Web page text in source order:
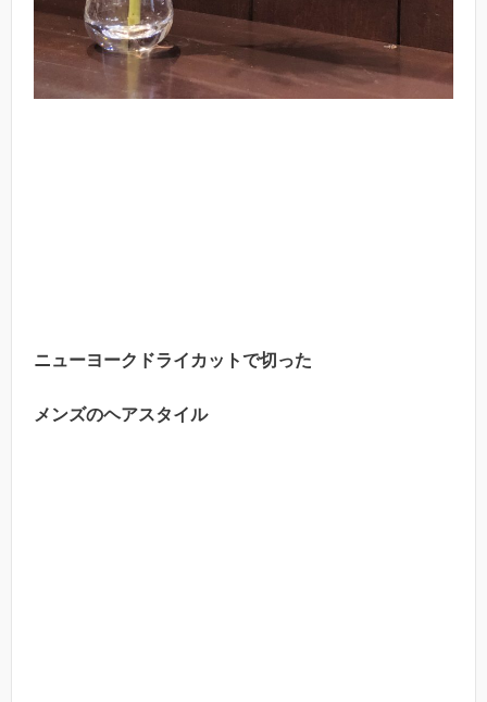
ニューヨークドライカットで切った
メンズのヘアスタイル